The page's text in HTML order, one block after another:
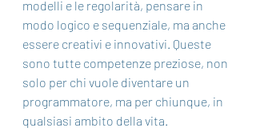
modelli e le regolarità, pensare in
modo logico e sequenziale, ma anche
essere creativi e innovativi. Queste
sono tutte competenze preziose, non
solo per chi vuole diventare un
programmatore, ma per chiunque, in
qualsiasi ambito della vita.